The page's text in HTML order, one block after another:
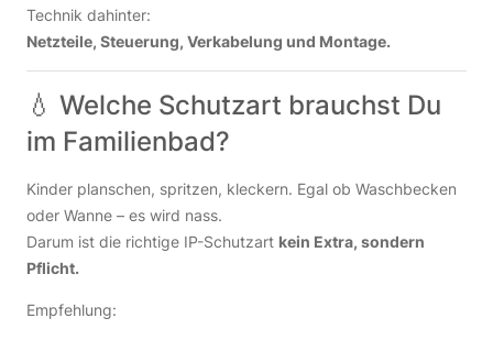
Technik dahinter:
Netzteile, Steuerung, Verkabelung und Montage.
💧 Welche Schutzart brauchst Du
im Familienbad?
Kinder planschen, spritzen, kleckern. Egal ob Waschbecken
oder Wanne – es wird nass.
Darum ist die richtige IP-Schutzart kein Extra, sondern
Pflicht.
Empfehlung: